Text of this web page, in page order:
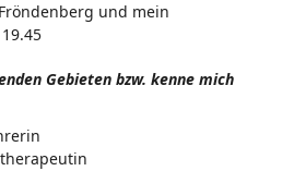
und mein
Gebieten bzw. kenne mich